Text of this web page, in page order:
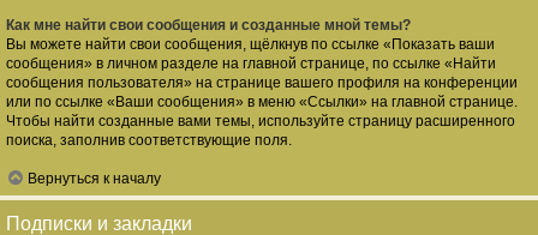
Как мне найти свои сообщения и созданные мной темы?
Вы можете найти свои сообщения, щёлкнув по ссылке «Показать ваши
сообщения» в личном разделе на главной странице, по ссылке «Найти
сообщения пользователя» на странице вашего профиля на конференции
или по ссылке «Ваши сообщения» в меню «Ссылки» на главной странице.
Чтобы найти созданные вами темы, используйте страницу расширенного
поиска, заполнив соответствующие поля.
Вернуться к началу
Подписки и закладки